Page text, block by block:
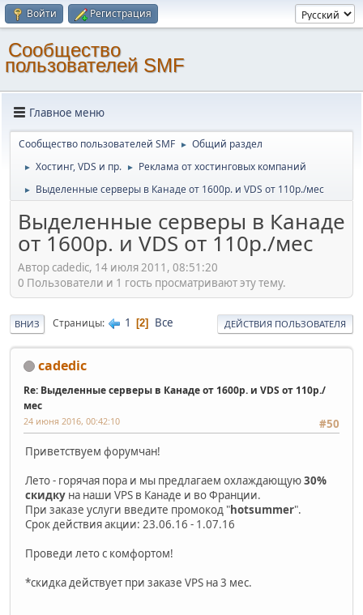
Войти Регистрация
Cообщество
пользователей SMF
Главное меню
Cообщество пользователей SMF ► Общий раздел
► Хостинг, VDS и пр. ► Реклама от хостинговых компаний
► Выделенные серверы в Канаде от 1600р. и VDS от 110р./мес
Выделенные серверы в Канаде
от 1600р. и VDS от 110р./мес
Автор cadedic, 14 июля 2011, 08:51:20
0 Пользователи и 1 гость просматривают эту тему.
ВНИЗ Страницы 1 2 Все ДЕЙСТВИЯ ПОЛЬЗОВАТЕЛЯ
cadedic
Re: Выделенные серверы в Канаде от 1600р. и VDS от 110р./
мес
#50
24 июня 2016, 00:42:10
Приветствуем форумчан!
Лето - горячая пора и мы предлагаем охлаждающую30%
скидку на наши VPS в Канаде и во Франции.
При заказе услуги введите промокод "hotsummer".
Срок действия акции: 23.06.16 - 1.07.16
Проведи лето с комфортом!
*скидка действует при заказе VPS на 3 мес.